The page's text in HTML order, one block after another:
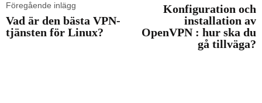
Föregående inlägg
Vad är den bästa VPN-
tjänsten för Linux?
Konfiguration och
installation av
OpenVPN : hur ska du
gå tillväga?